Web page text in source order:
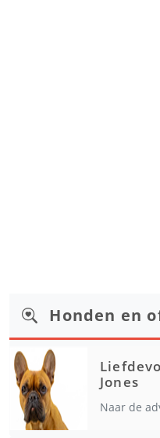
Honden en
Jones
Naar de